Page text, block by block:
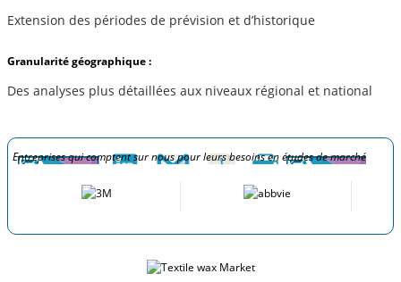
Extension des périodes de prévision et d’historique
Granularité géographique :
Des analyses plus détaillées aux niveaux régional et national
Entreprises qui comptent sur nous pour leurs besoins en études de marché